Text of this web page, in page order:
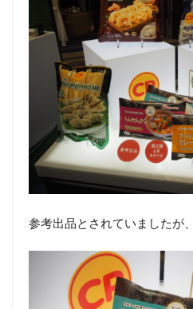
参考出品とされていましたが、